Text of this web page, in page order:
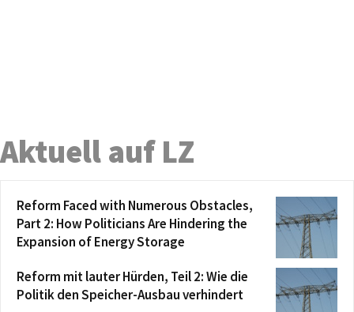
Aktuell auf LZ
Reform Faced with Numerous Obstacles,
Part 2: How Politicians Are Hindering the
Expansion of Energy Storage
Reform mit lauter Hürden, Teil 2: Wie die
Politik den Speicher-Ausbau verhindert